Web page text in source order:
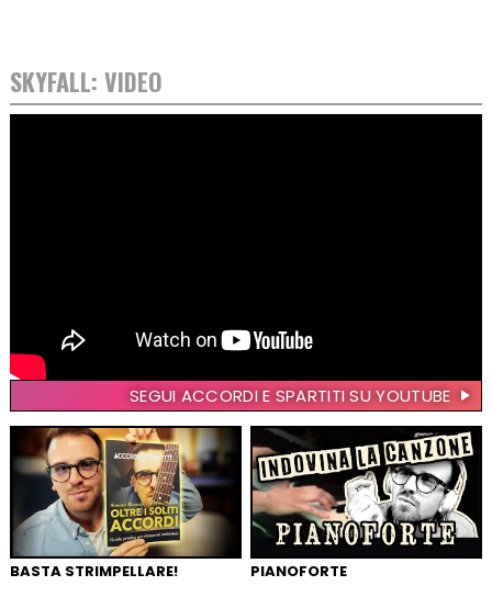
SKYFALL: VIDEO
SEGUI ACCORDI E SPARTITI SU YOUTUBE
BASTA STRIMPELLARE! PIANOFORTE